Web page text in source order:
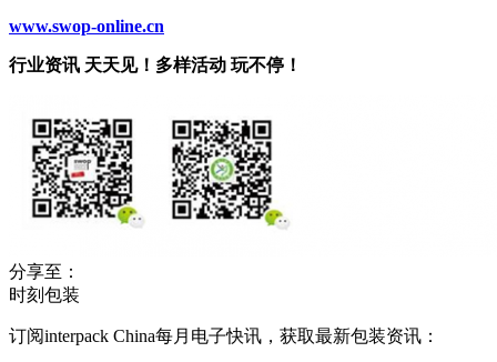
www.swop-online.cn
行业资讯 天天见！多样活动 玩不停！
分享至：
时刻包装
订阅interpack China每月电子快讯，获取最新包装资讯：